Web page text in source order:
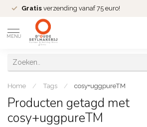
Gratis verzending vanaf 75 euro!
MENU
Home / Tags / cosy+uggpureTM
Producten getagd met
cosy+uggpureTM